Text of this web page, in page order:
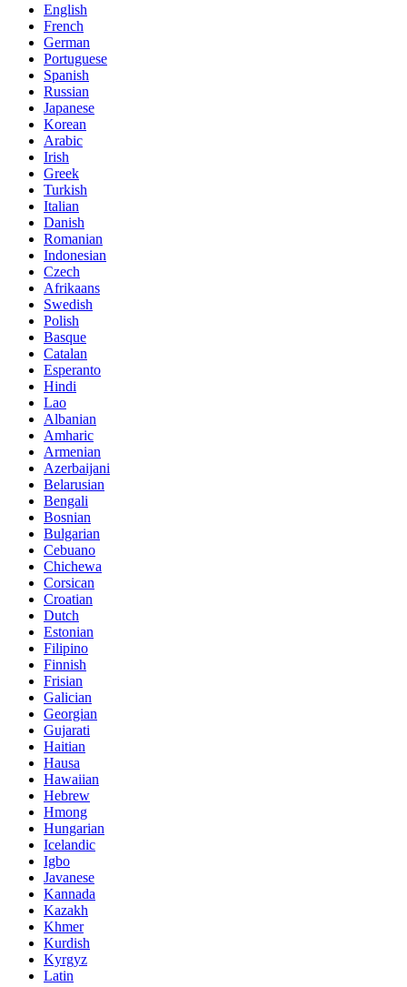
English
French
German
Portuguese
Spanish
Russian
Japanese
Korean
Arabic
Irish
Greek
Turkish
Italian
Danish
Romanian
Indonesian
Czech
Afrikaans
Swedish
Polish
Basque
Catalan
Esperanto
Hindi
Lao
Albanian
Amharic
Armenian
Azerbaijani
Belarusian
Bengali
Bosnian
Bulgarian
Cebuano
Chichewa
Corsican
Croatian
Dutch
Estonian
Filipino
Finnish
Frisian
Galician
Georgian
Gujarati
Haitian
Hausa
Hawaiian
Hebrew
Hmong
Hungarian
Icelandic
Igbo
Javanese
Kannada
Kazakh
Khmer
Kurdish
Kyrgyz
Latin